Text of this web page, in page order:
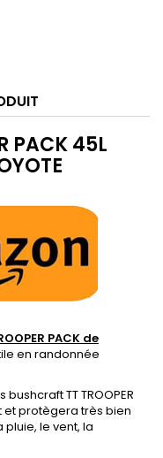
PACK 45L
PACK de
en randonnée
TT TROOPER
et protègera très bien
le vent, la